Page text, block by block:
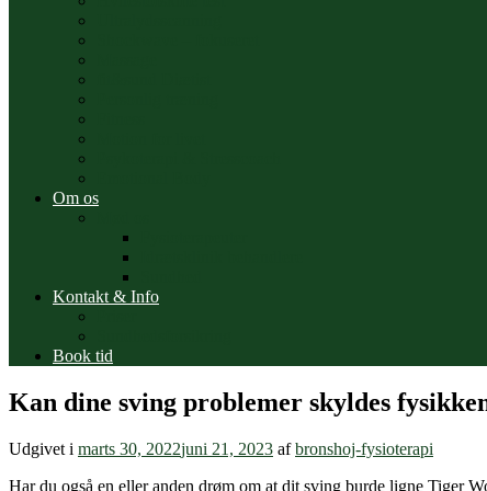
Om os
Kontakt & Info
Book tid
Kan dine sving problemer skyldes
Udgivet i marts 30, 2022juni 21, 2023 afbronshoj-fysioterapi
Har du også en eller anden drøm om at dit sving burde ligne Tiger